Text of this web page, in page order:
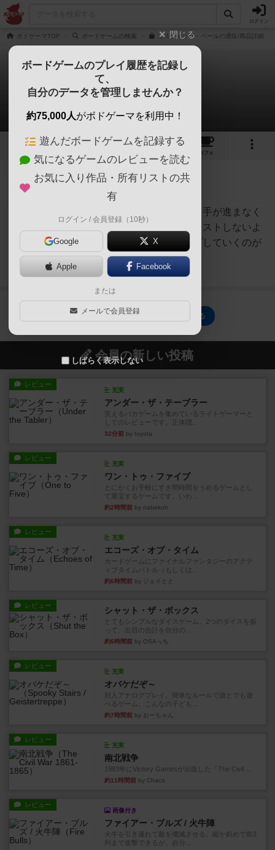
ログイン
ボドゲーマTOP ボードゲームの検索 ミスティック・ベールの通販/商品詳細
ミスティック・ベール
1件の戦略やコツ
3 1 10
カフェ
265名
自分の番でバーストしてしまうと手が進まなく
なってしまうので、なるべくバーストしないよ
うに自分のデッキをパワーアップしていくのが
良さそうです。
続きを読む（約7年前）
（Oguland）
ミスティック・ベールのトップに戻る
会員の新しい投稿
レビュー
充実
アンダー・ザ・テーブラー
笑えるバカゲームを集めているライトゲーマーと
してのレビューです。正体隠...
32分前 by toyota
レビュー
充実
ワン・トゥ・ファイブ
とにかくお手軽にすき間時間をうめるゲームとし
て重宝するゲームです。いわ...
約2時間前 by nabekoh
レビュー
充実
エコーズ・オブ・タイム
カードゲームにファイナルファンタジーのアクテ
ィブタイムバトル（もしくは...
約6時間前 by ジェイとと
レビュー シャット・ザ・ボックス
とてもシンプルなダイスゲーム。2つのダイスを振
って、出目の合計を自分の...
約6時間前 by OSAっち
レビュー
充実
オバケだぞ～
対人アナログプレイ。簡単なルールで誰とでも遊
べるゲーム。こんなの子ども...
約7時間前 by おーちゃん
レビュー
充実
南北戦争
1983年にVictory Gamesが出版した『The Civil ...
約11時間前 by Chaco
レビュー
画像付き
ファイアー・ブルズ / 火牛陣
火牛を引き連れて敵を殲滅させる。縦か斜めで前2
列まで攻撃できるが、自分...
閉じる
ボードゲームのプレイ履歴を記録し
て、
自分のデータを管理しませんか？
約75,000人がボドゲーマを利用中！
遊んだボードゲームを記録する
気になるゲームのレビューを読む
お気に入り作品・所有リストの共
有
ログイン / 会員登録（10秒）
Google X
Apple Facebook
または
メールで会員登録
しばらく表示しない